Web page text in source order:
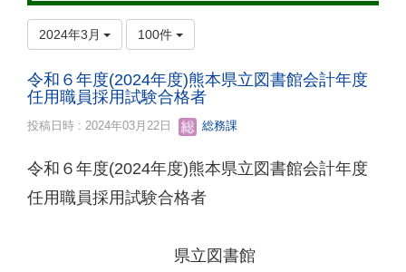
2024年3月 100件
令和６年度(2024年度)熊本県立図書館会計年度
任用職員採用試験合格者
投稿日時 : 2024年03月22日 総務課
令和６年度(2024年度)熊本県立図書館会計年度
任用職員採用試験合格者
県立図書館